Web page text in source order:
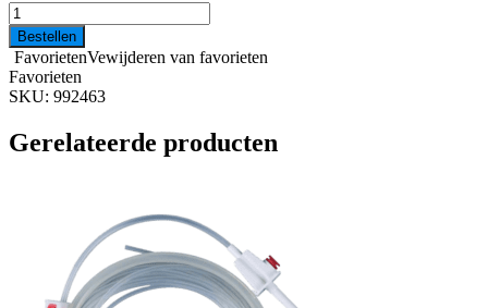
Foliodress
cap
Rondo
Muts
aantal
Bestellen
FavorietenVewijderen van favorieten
Favorieten
SKU: 992463
Gerelateerde producten